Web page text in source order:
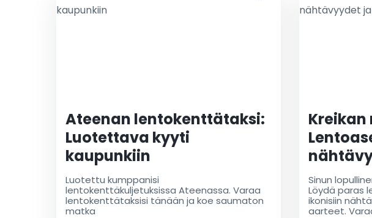
Ateenan lentokenttätaksi:
Luotettava kyyti
kaupunkiin
Luotettu kumppanisi
lentokenttäkuljetuksissa Ateenassa. Varaa
lentokenttätaksisi tänään ja koe saumaton
matka
Sinun
Löydä paras
ikonisiin
aarteet.